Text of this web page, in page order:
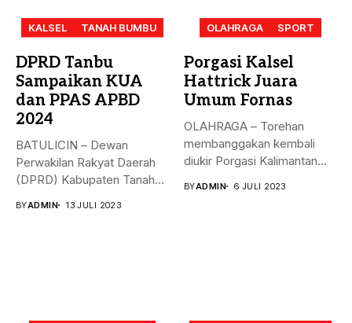
KALSEL TANAH BUMBU
DPRD Tanbu
Sampaikan KUA
dan PPAS APBD
2024
BATULICIN – Dewan
Perwakilan Rakyat Daerah
(DPRD) Kabupaten Tanah
BYADMIN 13 JULI 2023
OLAHRAGA SPORT
Porgasi Kalsel
Hattrick Juara
Umum Fornas
OLAHRAGA – Torehan
membanggakan kembali
diukir Porgasi Kalimantan
BYADMIN 6 JULI 2023